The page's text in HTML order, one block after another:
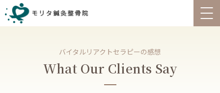
バイタルリアクトセラピーの感想
What Our Clients Say